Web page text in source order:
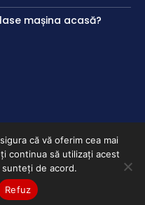
mașina acasă?
că vă oferim cea mai
continua să utilizați acest
de acord.
Refuz